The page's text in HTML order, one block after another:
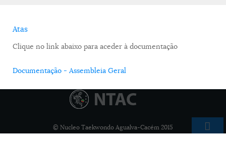
Atas
Clique no link abaixo para aceder à documentação
Documentação - Assembleia Geral
© Nucleo Taekwondo Agualva-Cacém 2015